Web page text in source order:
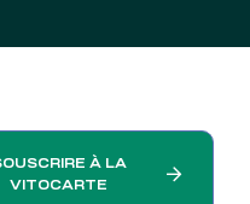
À LA
VITOCARTE